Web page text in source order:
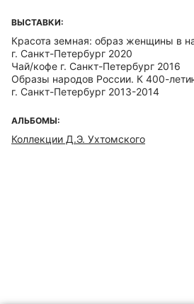
ВЫСТАВКИ:
Красота земная: образ женщины в
г. Санкт-Петербург 2020
Чай/кофе г. Санкт-Петербург 2016
Образы народов России. К 400-
г. Санкт-Петербург 2013-2014
АЛЬБОМЫ:
Коллекции Д.Э. Ухтомского